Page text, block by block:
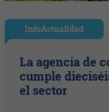
InfoActualidad
La agencia de
cumple
el sector